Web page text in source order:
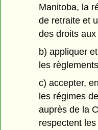
Manitoba, la
de retraite et
des droits
b) appliquer
les
c) accepter,
les régimes
auprès de la
respectent